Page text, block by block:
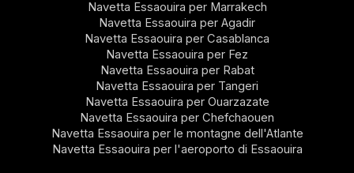
Navetta Essaouira per Marrakech
Navetta Essaouira per Agadir
Navetta Essaouira per Casablanca
Navetta Essaouira per Fez
Navetta Essaouira per Rabat
Navetta Essaouira per Tangeri
Navetta Essaouira per Ouarzazate
Navetta Essaouira per Chefchaouen
Navetta Essaouira per le montagne dell'Atlante
Navetta Essaouira per l'aeroporto di Essaouira